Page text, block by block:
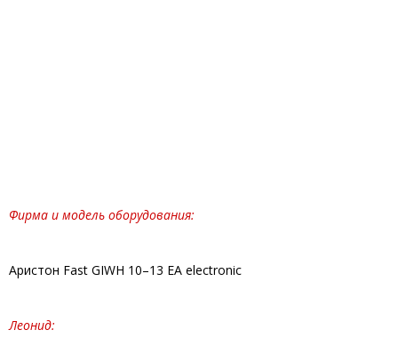
Фирма и модель оборудования:
Аристон Fast GIWH 10–13 EA electronic
Леонид: